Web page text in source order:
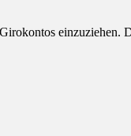
einzuziehen.